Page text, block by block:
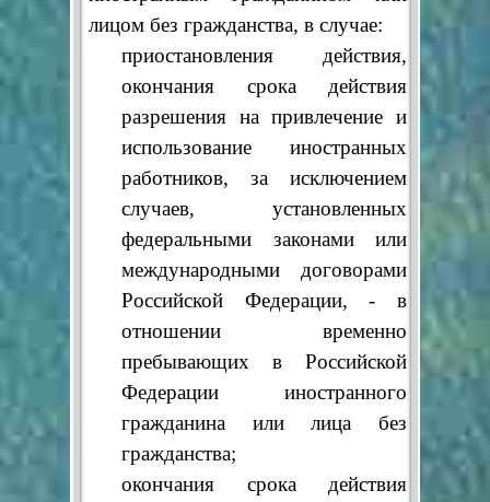
лицом без гражданства, в случае:
приостановления действия,
окончания срока действия
разрешения на привлечение и
использование иностранных
работников, за исключением
случаев, установленных
федеральными законами или
международными договорами
Российской Федерации, - в
отношении временно
пребывающих в Российской
Федерации иностранного
гражданина или лица без
гражданства;
окончания срока действия